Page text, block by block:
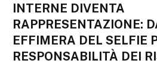
INTERNE DIVENTA
RAPPRESENTAZIONE:
EFFIMERA DEL SELFIE
RESPONSABILITÀ DEI